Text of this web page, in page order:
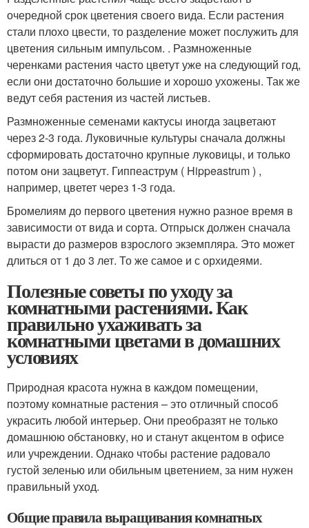
очередной срок цветения своего вида. Если растения
стали плохо цвести, то разделение может послужить для
цветения сильным импульсом. . Размноженные
черенками растения часто цветут уже на следующий год,
если они достаточно большие и хорошо ухожены. Так же
ведут себя растения из частей листьев.
Размноженные семенами кактусы иногда зацветают
через 2-3 года. Луковичные культуры сначала должны
сформировать достаточно крупные луковицы, и только
потом они зацветут. Гиппеаструм ( Hippeastrum ) ,
например, цветет через 1-3 года.
Бромелиям до первого цветения нужно разное время в
зависимости от вида и сорта. Отпрыск должен сначала
вырасти до размеров взрослого экземпляра. Это может
длиться от 1 до 3 лет. То же самое и с орхидеями.
Полезные советы по уходу за
комнатными растениями. Как
правильно ухаживать за
комнатными цветами в домашних
условиях
Природная красота нужна в каждом помещении,
поэтому комнатные растения – это отличный способ
украсить любой интерьер. Они преобразят не только
домашнюю обстановку, но и станут акцентом в офисе
или учреждении. Однако чтобы растение радовало
густой зеленью или обильным цветением, за ним нужен
правильный уход.
Общие правила выращивания комнатных